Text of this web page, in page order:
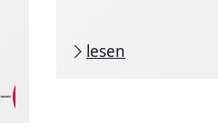
lesen